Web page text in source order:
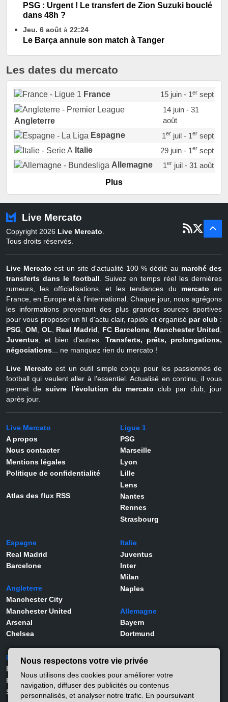
PSG : Urgent ! Le transfert de Zion Suzuki bouclé
dans 48h ?
Jeu. 6 août à 22:24
Le Barça annule son match à Tanger
Les dates du mercato
France 15 juin - 1ersept
Angleterre
14 juin - 31
août
Espagne
1erjuil - 1ersept
Italie
29 juin - 1ersept
Allemagne
1erjuil - 31 août
Portugal
Pays-Bas
22 juin - 2 sept
Belgique
juil - 31
Plus
Live Mercato
Copyright 2026 Live Mercato.
Tous droits réservés.
Live Mercato est un site d'actualité 100 % dédié au marché des
transferts dans le football. Suivez en temps réel les dernières
rumeurs, les officialisations, et les tendances du mercato en
France, en Europe et à l'international. Chaque jour, nous agrégons
les informations provenant des plus grandes sources sportives
pour vous proposer un fil d'actu clair, rapide et organisé par club :
PSG, OM, OL, Real Madrid, FC Barcelone, Manchester United,
Juventus, et bien d'autres. Transferts, prêts, prolongations,
négociations... ne manquez rien du mercato !
Live Mercato est un outil simple conçu pour les passionnés de
football qui veulent aller à l'essentiel. Actualisé en continu, il vous
permet desuivre l’évolution du mercato club par club, jour
après jour.
Live Mercato
A propos
Nous contacter
Mentions légales
Politique de confidentialité
Atlas des flux RSS
Ligue 1
PSG
Marseille
Lyon
Lille
Lens
Nantes
Rennes
Strasbourg
Espagne
Real Madrid
Barcelone
Angleterre
Manchester City
Manchester United
Arsenal
Chelsea
Italie
Juventus
Inter
Milan
Naples
Allemagne
Bayern
Dortmund
Portugal
Benfica
Porto
Sporting
Joueurs
Rodrygo
Nous respectons votre vie privée
Nous utilisons des cookies pour améliorer votre
navigation, diffuser des publicités ou contenus
personnalisés, et analyser notre trafic. En poursuivant